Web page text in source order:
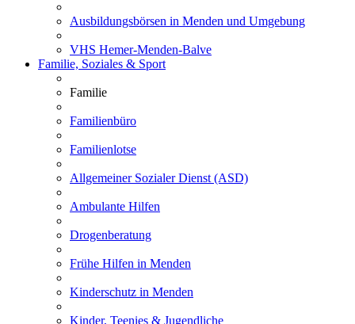
Ausbildungsbörsen in Menden und Umgebung
VHS Hemer-Menden-Balve
Familie, Soziales & Sport
Familie
Familienbüro
Familienlotse
Allgemeiner Sozialer Dienst (ASD)
Ambulante Hilfen
Drogenberatung
Frühe Hilfen in Menden
Kinderschutz in Menden
Kinder, Teenies & Jugendliche